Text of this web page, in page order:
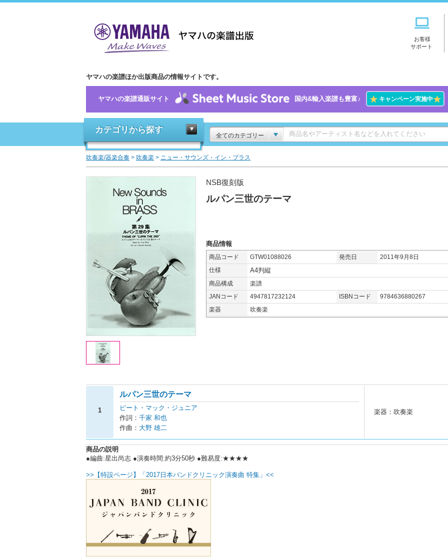
お客様
サポート
ヤマハの楽譜ほか出版商品の情報サイトです。
ヤマハの楽譜通販サイト 国内&輸入楽譜も豊富♪ ★キャンペーン実施中★
カテゴリから探す
全てのカテゴリー
吹奏楽/器楽合奏 > 吹奏楽 > ニュー・サウンズ・イン・ブラス
NSB復刻版
ルパン三世のテーマ
商品情報
商品コード GTW01088026 発売日
2011年9月8日
仕様
A4判縦
商品構成
楽譜
JANコード
4947817232124 ISBNコード
9784636880267
楽器
吹奏楽
1
ルパン三世のテーマ
ピート・マック・ジュニア
作詞： 千家 和也
作曲： 大野 雄二
楽器：吹奏楽
商品の説明
●編曲:星出尚志 ●演奏時間:約3分50秒 ●難易度:★★★★
>>【特設ページ】「2017日本バンドクリニック演奏曲 特集」<<